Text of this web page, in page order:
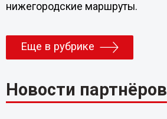
нижегородские маршруты.
Еще в рубрике
Новости партнёров